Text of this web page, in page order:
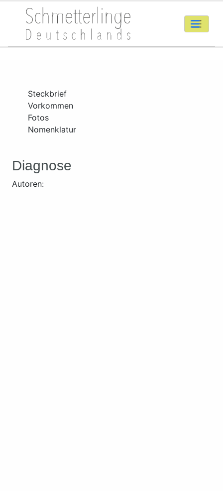
Steckbrief
Vorkommen
Fotos
Nomenklatur
Diagnose
Autoren: